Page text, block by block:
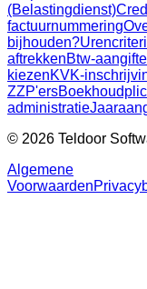
(Belastingdienst)
factuurnummering
bijhouden?
aftrekkenBtw-
kiezenKVK-
ZZP'ers
administratie
© 2026 Teldoor
Algemene
Voorwaarden